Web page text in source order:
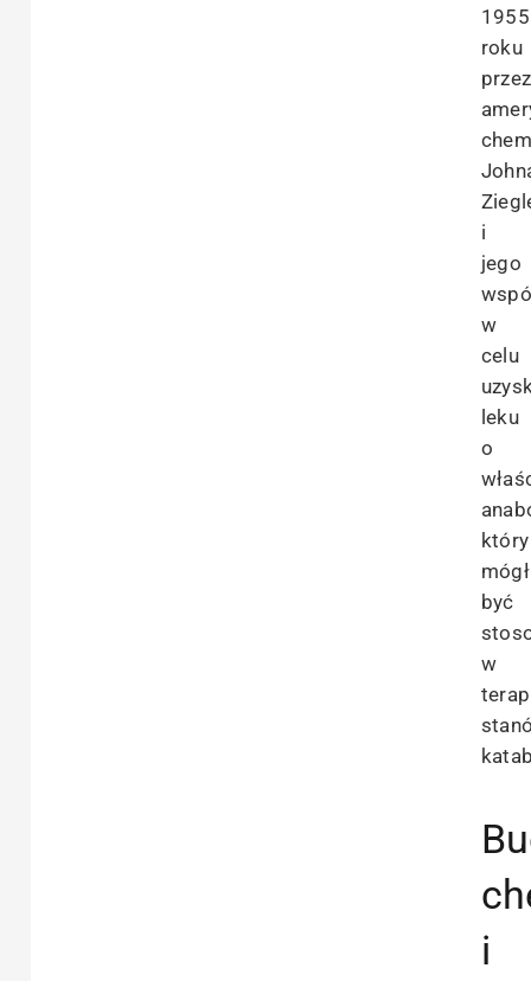
1955
roku
przez
i
jego
w
celu
leku
o
który
być
w
i